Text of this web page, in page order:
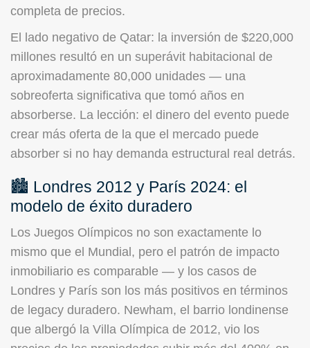
completa de precios.
El lado negativo de Qatar: la inversión de $220,000
millones resultó en un superávit habitacional de
aproximadamente 80,000 unidades — una
sobreoferta significativa que tomó años en
absorberse. La lección: el dinero del evento puede
crear más oferta de la que el mercado puede
absorber si no hay demanda estructural real detrás.
🏙️ Londres 2012 y París 2024: el
modelo de éxito duradero
Los Juegos Olímpicos no son exactamente lo
mismo que el Mundial, pero el patrón de impacto
inmobiliario es comparable — y los casos de
Londres y París son los más positivos en términos
de legacy duradero. Newham, el barrio londinense
que albergó la Villa Olímpica de 2012, vio los